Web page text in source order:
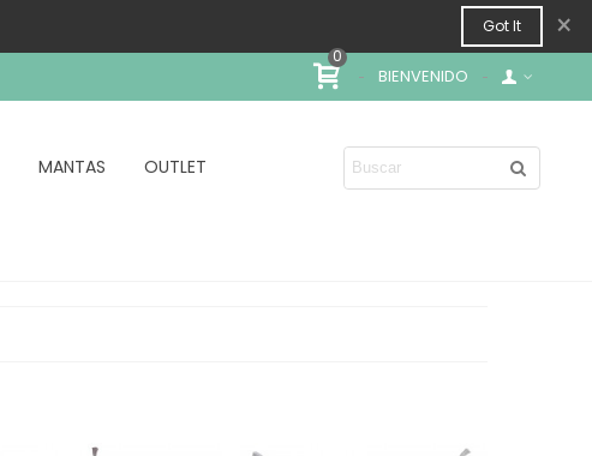
Got It ×
0
BIENVENIDO
MANTAS OUTLET